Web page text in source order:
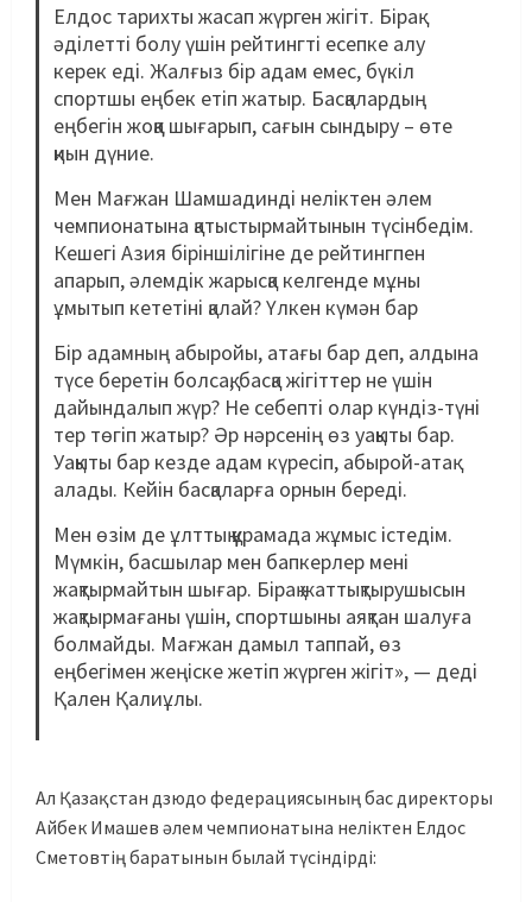
Елдос тарихты жасап жүрген жігіт. Бірақ
әділетті болу үшін рейтингті есепке алу
керек еді. Жалғыз бір адам емес, бүкіл
спортшы еңбек етіп жатыр. Басқалардың
еңбегін жоққа шығарып, сағын сындыру – өте
қиын дүние.
Мен Мағжан Шамшадинді неліктен әлем
чемпионатына қатыстырмайтынын түсінбедім.
Кешегі Азия біріншілігіне де рейтингпен
апарып, әлемдік жарысқа келгенде мұны
ұмытып кететіні қалай? Үлкен күмән бар
Бір адамның абыройы, атағы бар деп, алдына
түсе беретін болсақ, басқа жігіттер не үшін
дайындалып жүр? Не себепті олар күндіз-түні
тер төгіп жатыр? Әр нәрсенің өз уақыты бар.
Уақыты бар кезде адам күресіп, абырой-атақ
алады. Кейін басқаларға орнын береді.
Мен өзім де ұлттық құрамада жұмыс істедім.
Мүмкін, басшылар мен бапкерлер мені
жақтырмайтын шығар. Бірақ жаттықтырушысын
жақтырмағаны үшін, спортшыны аяқтан шалуға
болмайды. Мағжан дамыл таппай, өз
еңбегімен жеңіске жетіп жүрген жігіт», — деді
Қален Қалиұлы.
Ал Қазақстан дзюдо федерациясының бас директоры
Айбек Имашев әлем чемпионатына неліктен Елдос
Сметовтің баратынын былай түсіндірді: